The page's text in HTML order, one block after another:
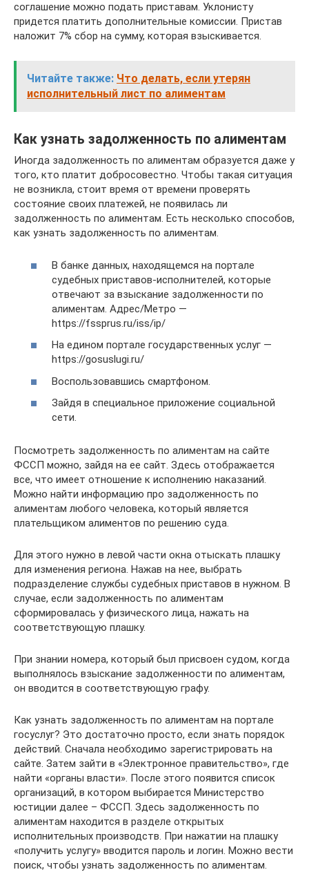
соглашение можно подать приставам. Уклонисту
придется платить дополнительные комиссии. Пристав
наложит 7% сбор на сумму, которая взыскивается.
Читайте также: Что делать, если утерян
исполнительный лист по алиментам
Как узнать задолженность по алиментам
Иногда задолженность по алиментам образуется даже у
того, кто платит добросовестно. Чтобы такая ситуация
не возникла, стоит время от времени проверять
состояние своих платежей, не появилась ли
задолженность по алиментам. Есть несколько способов,
как узнать задолженность по алиментам.
В банке данных, находящемся на портале
судебных приставов-исполнителей, которые
отвечают за взыскание задолженности по
алиментам. Адрес/Метро —
https://fssprus.ru/iss/ip/
На едином портале государственных услуг —
https://gosuslugi.ru/
Воспользовавшись смартфоном.
Зайдя в специальное приложение социальной
сети.
Посмотреть задолженность по алиментам на сайте
ФССП можно, зайдя на ее сайт. Здесь отображается
все, что имеет отношение к исполнению наказаний.
Можно найти информацию про задолженность по
алиментам любого человека, который является
плательщиком алиментов по решению суда.
Для этого нужно в левой части окна отыскать плашку
для изменения региона. Нажав на нее, выбрать
подразделение службы судебных приставов в нужном. В
случае, если задолженность по алиментам
сформировалась у физического лица, нажать на
соответствующую плашку.
При знании номера, который был присвоен судом, когда
выполнялось взыскание задолженности по алиментам,
он вводится в соответствующую графу.
Как узнать задолженность по алиментам на портале
госуслуг? Это достаточно просто, если знать порядок
действий. Сначала необходимо зарегистрировать на
сайте. Затем зайти в «Электронное правительство», где
найти «органы власти». После этого появится список
организаций, в котором выбирается Министерство
юстиции далее – ФССП. Здесь задолженность по
алиментам находится в разделе открытых
исполнительных производств. При нажатии на плашку
«получить услугу» вводится пароль и логин. Можно вести
поиск, чтобы узнать задолженность по алиментам.